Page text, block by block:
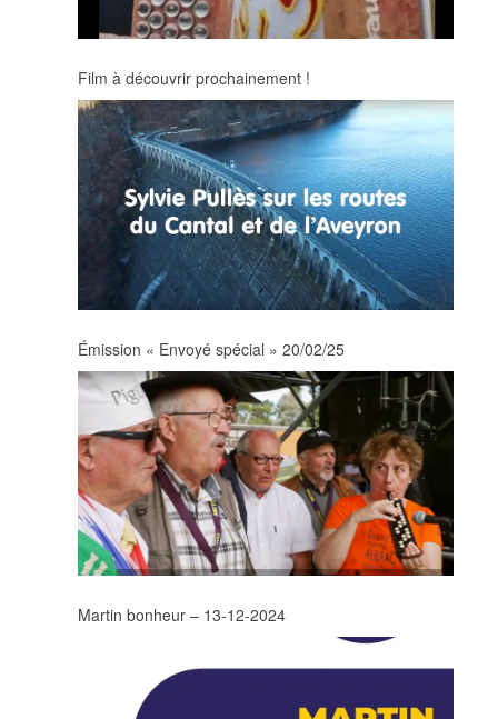
Film à découvrir prochainement !
Émission « Envoyé spécial » 20/02/25
Martin bonheur – 13-12-2024